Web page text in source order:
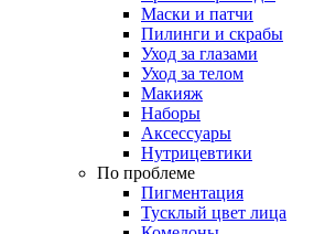
Маски и патчи
Пилинги и скрабы
Уход за глазами
Уход за телом
Макияж
Наборы
Аксессуары
Нутрицевтики
По проблеме
Пигментация
Тусклый цвет лица